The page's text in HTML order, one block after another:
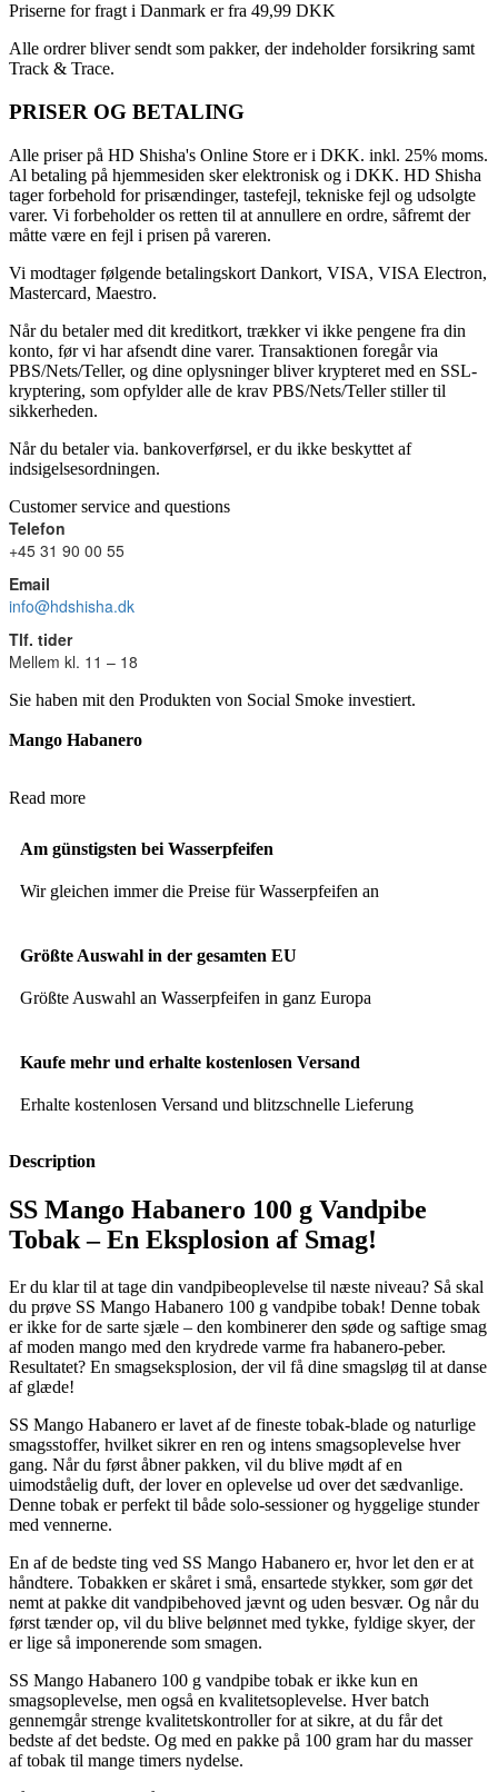
Priserne for fragt i Danmark er fra 49,99 DKK
Alle ordrer bliver sendt som pakker, der indeholder forsikring samt
Track & Trace.
PRISER OG BETALING
Alle priser på HD Shisha's Online Store er i DKK. inkl. 25% moms.
Al betaling på hjemmesiden sker elektronisk og i DKK. HD Shisha
tager forbehold for prisændinger, tastefejl, tekniske fejl og udsolgte
varer. Vi forbeholder os retten til at annullere en ordre, såfremt der
måtte være en fejl i prisen på vareren.
Vi modtager følgende betalingskort Dankort, VISA, VISA Electron,
Mastercard, Maestro.
Når du betaler med dit kreditkort, trækker vi ikke pengene fra din
konto, før vi har afsendt dine varer. Transaktionen foregår via
PBS/Nets/Teller, og dine oplysninger bliver krypteret med en SSL-
kryptering, som opfylder alle de krav PBS/Nets/Teller stiller til
sikkerheden.
Når du betaler via. bankoverførsel, er du ikke beskyttet af
indsigelsesordningen.
Customer service and questions
Telefon
+45 31 90 00 55
Email
info@hdshisha.dk
Tlf. tider
Mellem kl. 11 – 18
Sie haben mit den Produkten von Social Smoke investiert.
Mango Habanero
Read more
Am günstigsten bei Wasserpfeifen
Wir gleichen immer die Preise für Wasserpfeifen an
Größte Auswahl in der gesamten EU
Größte Auswahl an Wasserpfeifen in ganz Europa
Kaufe mehr und erhalte kostenlosen Versand
Erhalte kostenlosen Versand und blitzschnelle Lieferung
Description
SS Mango Habanero 100 g Vandpibe
Tobak – En Eksplosion af Smag!
Er du klar til at tage din vandpibeoplevelse til næste niveau? Så skal
du prøve SS Mango Habanero 100 g vandpibe tobak! Denne tobak
er ikke for de sarte sjæle – den kombinerer den søde og saftige smag
af moden mango med den krydrede varme fra habanero-peber.
Resultatet? En smagseksplosion, der vil få dine smagsløg til at danse
af glæde!
SS Mango Habanero er lavet af de fineste tobak-blade og naturlige
smagsstoffer, hvilket sikrer en ren og intens smagsoplevelse hver
gang. Når du først åbner pakken, vil du blive mødt af en
uimodståelig duft, der lover en oplevelse ud over det sædvanlige.
Denne tobak er perfekt til både solo-sessioner og hyggelige stunder
med vennerne.
En af de bedste ting ved SS Mango Habanero er, hvor let den er at
håndtere. Tobakken er skåret i små, ensartede stykker, som gør det
nemt at pakke dit vandpibehoved jævnt og uden besvær. Og når du
først tænder op, vil du blive belønnet med tykke, fyldige skyer, der
er lige så imponerende som smagen.
SS Mango Habanero 100 g vandpibe tobak er ikke kun en
smagsoplevelse, men også en kvalitetsoplevelse. Hver batch
gennemgår strenge kvalitetskontroller for at sikre, at du får det
bedste af det bedste. Og med en pakke på 100 gram har du masser
af tobak til mange timers nydelse.